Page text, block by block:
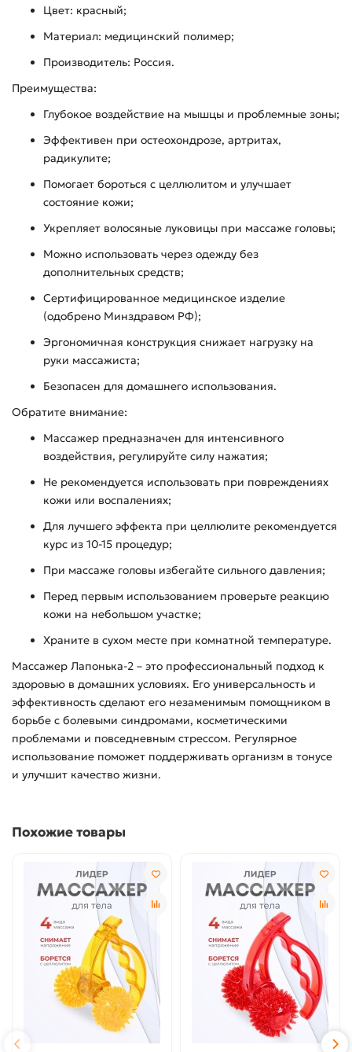
Цвет: красный;
Материал: медицинский полимер;
Производитель: Россия.
Преимущества:
Глубокое воздействие на мышцы и проблемные зоны;
Эффективен при остеохондрозе, артритах,
радикулите;
Помогает бороться с целлюлитом и улучшает
состояние кожи;
Укрепляет волосяные луковицы при массаже головы;
Можно использовать через одежду без
дополнительных средств;
Сертифицированное медицинское изделие
(одобрено Минздравом РФ);
Эргономичная конструкция снижает нагрузку на
руки массажиста;
Безопасен для домашнего использования.
Обратите внимание:
Массажер предназначен для интенсивного
воздействия, регулируйте силу нажатия;
Не рекомендуется использовать при повреждениях
кожи или воспалениях;
Для лучшего эффекта при целлюлите рекомендуется
курс из 10-15 процедур;
При массаже головы избегайте сильного давления;
Перед первым использованием проверьте реакцию
кожи на небольшом участке;
Храните в сухом месте при комнатной температуре.
Массажер Лапонька-2 – это профессиональный подход к
здоровью в домашних условиях. Его универсальность и
эффективность сделают его незаменимым помощником в
борьбе с болевыми синдромами, косметическими
проблемами и повседневным стрессом. Регулярное
использование поможет поддерживать организм в тонусе
и улучшит качество жизни.
Похожие товары